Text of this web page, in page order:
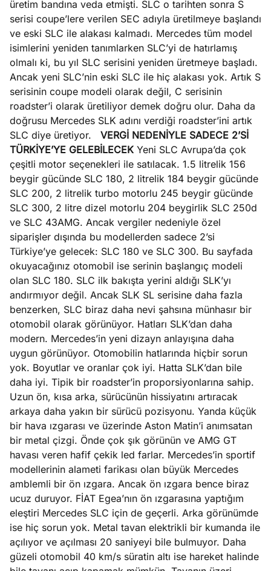
üretim bandına veda etmişti. SLC o tarihten sonra S
serisi coupe’lere verilen SEC adıyla üretilmeye başlandı
ve eski SLC ile alakası kalmadı. Mercedes tüm model
isimlerini yeniden tanımlarken SLC’yi de hatırlamış
olmalı ki, bu yıl SLC serisini yeniden üretmeye başladı.
Ancak yeni SLC’nin eski SLC ile hiç alakası yok. Artık S
serisinin coupe modeli olarak değil, C serisinin
roadster’i olarak üretiliyor demek doğru olur. Daha da
doğrusu Mercedes SLK adını verdiği roadster’ini artık
SLC diye üretiyor. VERGİ NEDENİYLE SADECE 2’Sİ
TÜRKİYE’YE GELEBİLECEK Yeni SLC Avrupa’da çok
çeşitli motor seçenekleri ile satılacak. 1.5 litrelik 156
beygir gücünde SLC 180, 2 litrelik 184 beygir gücünde
SLC 200, 2 litrelik turbo motorlu 245 beygir gücünde
SLC 300, 2 litre dizel motorlu 204 beygirlik SLC 250d
ve SLC 43AMG. Ancak vergiler nedeniyle özel
siparişler dışında bu modellerden sadece 2’si
Türkiye’ye gelecek: SLC 180 ve SLC 300. Bu sayfada
okuyacağınız otomobil ise serinin başlangıç modeli
olan SLC 180. SLC ilk bakışta yerini aldığı SLK’yı
andırmıyor değil. Ancak SLK SL serisine daha fazla
benzerken, SLC biraz daha nevi şahsına münhasır bir
otomobil olarak görünüyor. Hatları SLK’dan daha
modern. Mercedes’in yeni dizayn anlayışına daha
uygun görünüyor. Otomobilin hatlarında hiçbir sorun
yok. Boyutlar ve oranlar çok iyi. Hatta SLK’dan bile
daha iyi. Tipik bir roadster’in proporsiyonlarına sahip.
Uzun ön, kısa arka, sürücünün hissiyatını artıracak
arkaya daha yakın bir sürücü pozisyonu. Yanda küçük
bir hava ızgarası ve üzerinde Aston Matin’i anımsatan
bir metal çizgi. Önde çok şık görünün ve AMG GT
havası veren hafif çekik led farlar. Mercedes’in sportif
modellerinin alameti farikası olan büyük Mercedes
amblemli bir ön ızgara. Ancak ön ızgara bence biraz
ucuz duruyor. FİAT Egea’nın ön ızgarasına yaptığım
eleştiri Mercedes SLC için de geçerli. Arka görünümde
ise hiç sorun yok. Metal tavan elektrikli bir kumanda ile
açılıyor ve açılması 20 saniyeyi bile bulmuyor. Daha
güzeli otomobil 40 km/s süratin altı ise hareket halinde